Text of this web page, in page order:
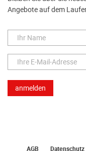
Angebote auf dem
AGB Datenschutz